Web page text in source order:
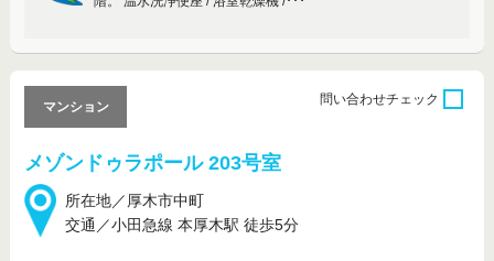
メゾンドゥラポール 203号室
所在地／厚木市中町
交通／小田急線 本厚木駅 徒歩5分
マンション
問い合わせチェック